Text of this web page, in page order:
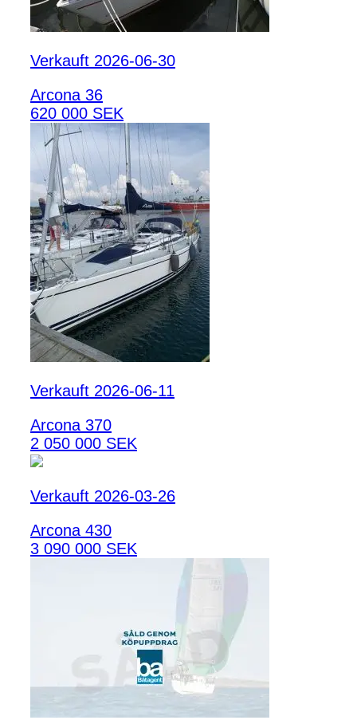
Verkauft 2026-06-30
Arcona 36
620 000 SEK
Verkauft 2026-06-11
Arcona 370
2 050 000 SEK
Verkauft 2026-03-26
Arcona 430
3 090 000 SEK